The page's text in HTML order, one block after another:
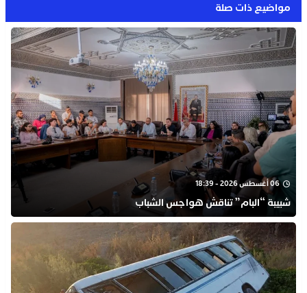
مواضيع ذات صلة
06 أغسطس 2026 - 18:39
شبيبة “البام” تناقش هواجس الشباب